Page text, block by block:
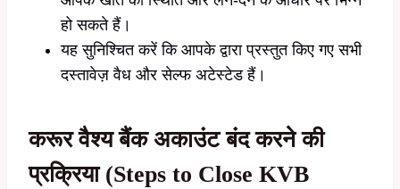
हो सकते हैं।
यह सुनिश्चित करें कि आपके द्वारा प्रस्तुत किए गए सभी
दस्तावेज़ वैध और सेल्फ अटेस्टेड हैं।
करूर वैश्य बैंकअकाउंटबंद करनेकी
प्रक्रिया (Steps to Close KVB